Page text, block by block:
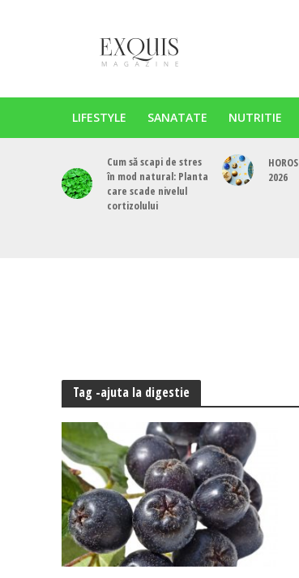
LIFESTYLE SANATATE NUTRITIE
Cum să scapi de stres
în mod natural: Planta
care scade nivelul
cortizolului
2026
Tag -ajuta la digestie